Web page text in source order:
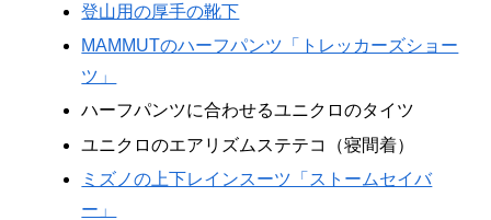
登山用の厚手の靴下
MAMMUTのハーフパンツ「トレッカーズショー
ツ」
ハーフパンツに合わせるユニクロのタイツ
ユニクロのエアリズムステテコ（寝間着）
ミズノの上下レインスーツ「ストームセイバ
ー」